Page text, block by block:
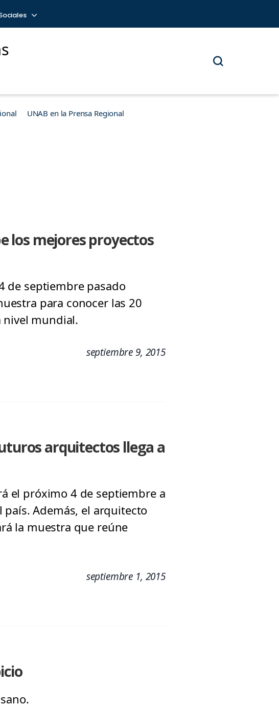
UNAB en la Prensa Regional
los mejores proyectos
de septiembre pasado
para conocer las 20
nivel mundial.
septiembre 9, 2015
arquitectos llega a
el próximo 4 de septiembre a
Además, el arquitecto
la muestra que reúne
septiembre 1, 2015